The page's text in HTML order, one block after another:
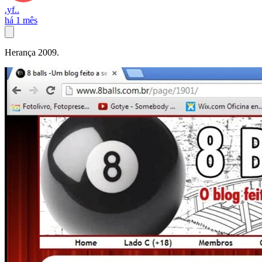
.yf..
há 1 mês
Herança 2009.